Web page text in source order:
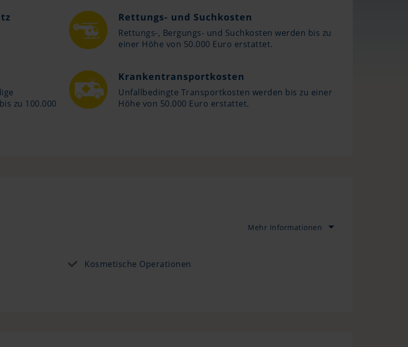
Rettungs- und Suchkosten
Rettungs-, Bergungs- und Suchkosten werden bis zu
einer Höhe von 50.000 Euro erstattet.
zu 100.000
Krankentransportkosten
Unfallbedingte Transportkosten werden bis zu einer
Höhe von 50.000 Euro erstattet.
Mehr Informationen
Kosmetische Operationen